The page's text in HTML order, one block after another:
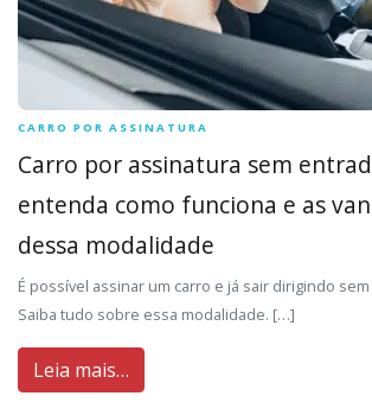
CARRO POR ASSINATURA
Carro por assinatura sem
entenda como funciona e as
dessa modalidade
É possível assinar um carro e já sair dirigindo
Saiba tudo sobre essa modalidade. […]
Leia mais…